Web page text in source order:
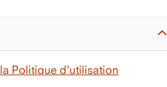
la Politique d'utilisation